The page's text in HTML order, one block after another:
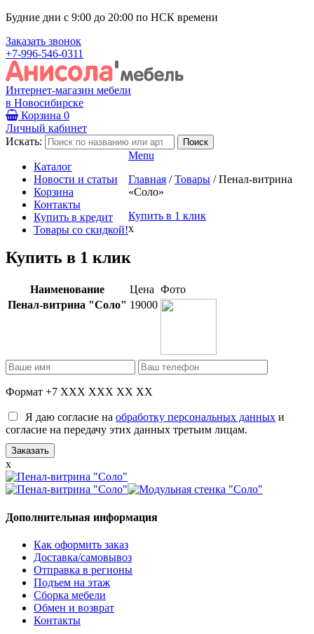
Будние дни с 9:00 до 20:00 по НСК времени
Заказать звонок
+7-996-546-0311
Интернет-магазин мебели
в Новосибирске
Корзина 0
Личный кабинет
Искать:
Каталог
Новости и статьи
Корзина
Контакты
Купить в кредит
Товары со скидкой!
Menu
Главная / Товары / Пенал-витрина
«Соло»
Купить в 1 клик
x
Купить в 1 клик
Наименование Цена Фото
Пенал-витрина "Соло" 19000
Формат +7 XXX XXX XX XX
Я даю согласие на обработку персональных данных и
согласие на передачу этих данных третьим лицам.
x
Дополнительная информация
Как оформить заказ
Доставка/самовывоз
Отправка в регионы
Подъем на этаж
Сборка мебели
Обмен и возврат
Контакты